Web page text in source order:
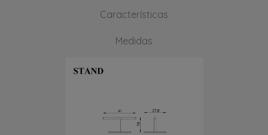
Características
Medidas